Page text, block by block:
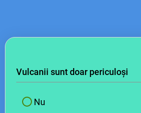
Vulcanii sunt doar periculoși
Nu